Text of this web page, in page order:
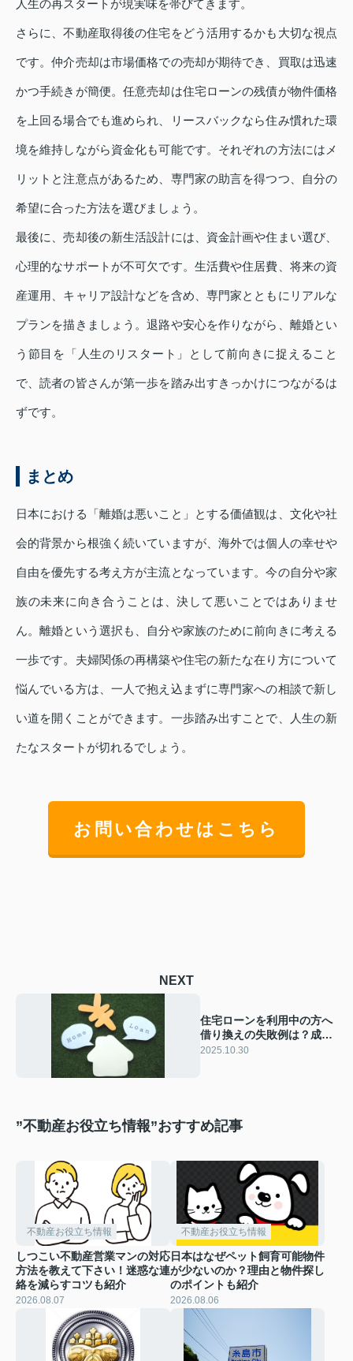
人生の再スタートが現実味を帯びてきます。
さらに、不動産取得後の住宅をどう活用するかも大切な視点
です。仲介売却は市場価格での売却が期待でき、買取は迅速
かつ手続きが簡便。任意売却は住宅ローンの残債が物件価格
を上回る場合でも進められ、リースバックなら住み慣れた環
境を維持しながら資金化も可能です。それぞれの方法にはメ
リットと注意点があるため、専門家の助言を得つつ、自分の
希望に合った方法を選びましょう。
最後に、売却後の新生活設計には、資金計画や住まい選び、
心理的なサポートが不可欠です。生活費や住居費、将来の資
産運用、キャリア設計などを含め、専門家とともにリアルな
プランを描きましょう。退路や安心を作りながら、離婚とい
う節目を「人生のリスタート」として前向きに捉えること
で、読者の皆さんが第一歩を踏み出すきっかけにつながるは
ずです。
まとめ
日本における「離婚は悪いこと」とする価値観は、文化や社
会的背景から根強く続いていますが、海外では個人の幸せや
自由を優先する考え方が主流となっています。今の自分や家
族の未来に向き合うことは、決して悪いことではありませ
ん。離婚という選択も、自分や家族のために前向きに考える
一歩です。夫婦関係の再構築や住宅の新たな在り方について
悩んでいる方は、一人で抱え込まずに専門家への相談で新し
い道を開くことができます。一歩踏み出すことで、人生の新
たなスタートが切れるでしょう。
お問い合わせはこちら
NEXT
住宅ローンを利用中の方へ
借り換えの失敗例は？成功
の条件や注意点も紹介
2025.10.30
”不動産お役立ち情報”おすすめ記事
不動産お役立ち情報
しつこい不動産営業マンの対応
方法を教えて下さい！迷惑な連
絡を減らすコツも紹介
2026.08.07
不動産お役立ち情報
日本はなぜペット飼育可能物件
が少ないのか？理由と物件探し
のポイントも紹介
2026.08.06